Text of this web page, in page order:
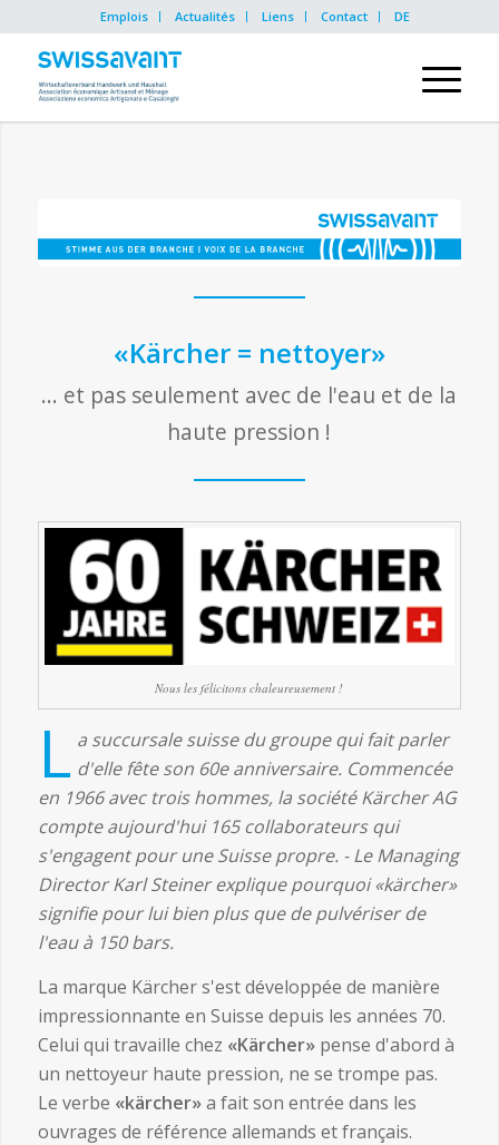
Emplois Actualités Liens Contact DE
«Kärcher = nettoyer»
... et pas seulement avec de l'eau et de la
haute pression !
Nous les félicitons chaleureusement !
L a succursale suisse du groupe qui fait parler
d'elle fête son 60e anniversaire. Commencée
en 1966 avec trois hommes, la société Kärcher AG
compte aujourd'hui 165 collaborateurs qui
s'engagent pour une Suisse propre. - Le Managing
Director Karl Steiner explique pourquoi «kärcher»
signifie pour lui bien plus que de pulvériser de
l'eau à 150 bars.
La marque Kärcher s'est développée de manière
impressionnante en Suisse depuis les années 70.
Celui qui travaille chez «Kärcher»pense d'abord à
un nettoyeur haute pression, ne se trompe pas.
Le verbe «kärcher»a fait son entrée dans les
ouvrages de référence allemands et français.